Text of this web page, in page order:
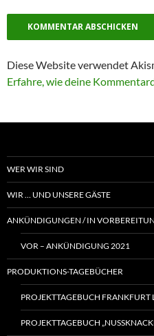
Diese Website verwendet
Erfahre, wie deine
WER WIR SIND
WIR … UND UNSERE GÄSTE
ANKÜNDIGUNGEN / IN
VOR – ANKÜNDIGUNG 2021
PRODUKTIONS-TAGEBÜCHER
PROJEKTTAGEBUCH
PROJEKTTAGEBUCH